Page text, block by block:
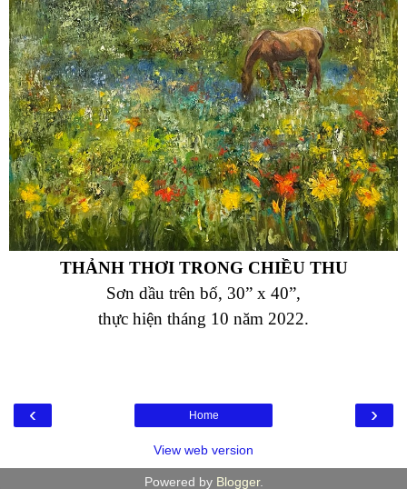
THẢNH THƠI TRONG CHIỀU THU
Sơn dầu trên bố, 30” x 40”,
thực hiện tháng 10 năm 2022.
‹ ›
Home
View web version
Powered by Blogger.